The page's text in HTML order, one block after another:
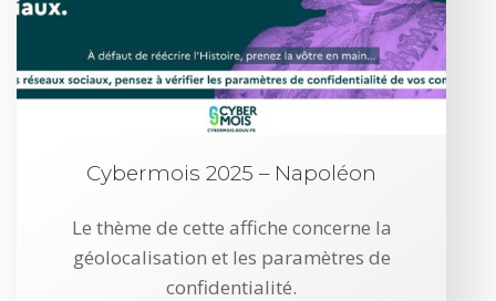
Cybermois 2025 – Napoléon
Le thème de cette affiche concerne la
géolocalisation et les paramètres de
confidentialité.